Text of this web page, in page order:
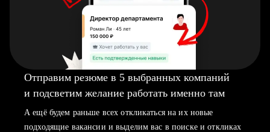
Отправим резюме в 5 выбранных компаний
и подсветим желание работать именно там
А ещё будем раньше всех откликаться на их новые
подходящие вакансии и выделим вас в поиске и откликах